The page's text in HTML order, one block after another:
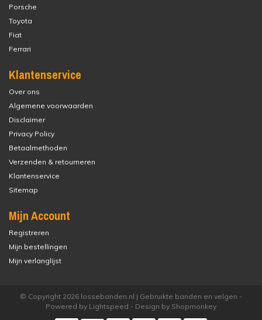
Porsche
Toyota
Fiat
Ferrari
Klantenservice
Over ons
Algemene voorwaarden
Disclaimer
Privacy Policy
Betaalmethoden
Verzenden & retourneren
Klantenservice
Sitemap
Mijn Account
Registreren
Mijn bestellingen
Mijn verlanglijst
© Copyright 2026 lossebanden.nl | Gebruikte banden en velgen -
Powered by Lightspeed - Design by Shopmonkey